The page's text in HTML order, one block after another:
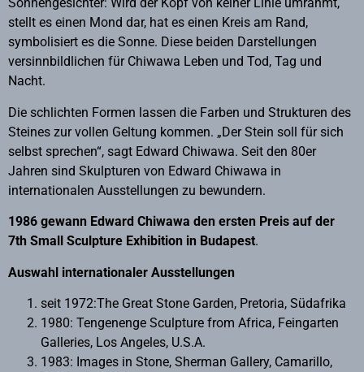
Sonnengesichter: Wird der Kopf von keiner Linie umrahmt,
stellt es einen Mond dar, hat es einen Kreis am Rand,
symbolisiert es die Sonne. Diese beiden Darstellungen
versinnbildlichen für Chiwawa Leben und Tod, Tag und
Nacht.
Die schlichten Formen lassen die Farben und Strukturen des
Steines zur vollen Geltung kommen. „Der Stein soll für sich
selbst sprechen“, sagt Edward Chiwawa. Seit den 80er
Jahren sind Skulpturen von Edward Chiwawa in
internationalen Ausstellungen zu bewundern.
1986 gewann Edward Chiwawa den ersten Preis auf der
7th Small Sculpture Exhibition in Budapest.
Auswahl internationaler Ausstellungen
seit 1972:The Great Stone Garden, Pretoria, Südafrika
1980: Tengenenge Sculpture from Africa, Feingarten
Galleries, Los Angeles, U.S.A.
1983: Images in Stone, Sherman Gallery, Camarillo,